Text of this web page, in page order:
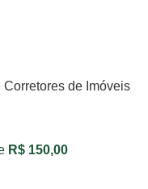
de Imóveis
R$ 150,00